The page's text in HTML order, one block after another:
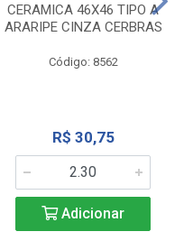
CERAMICA 46X46 TIPO A
ARARIPE CINZA CERBRAS
Código: 8562
R$ 30,75
Adicionar